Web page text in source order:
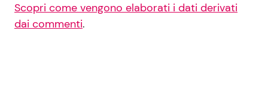
Scopri come vengono elaborati i dati derivati
dai commenti.